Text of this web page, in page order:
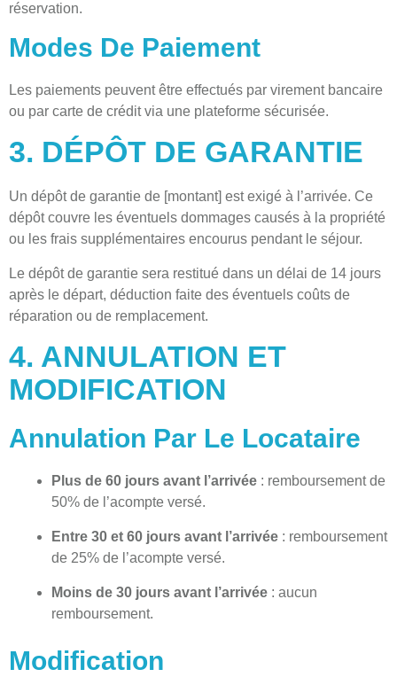
réservation.
Modes De Paiement
Les paiements peuvent être effectués par virement bancaire
ou par carte de crédit via une plateforme sécurisée.
3. DÉPÔT DE GARANTIE
Un dépôt de garantie de [montant] est exigé à l’arrivée. Ce
dépôt couvre les éventuels dommages causés à la propriété
ou les frais supplémentaires encourus pendant le séjour.
Le dépôt de garantie sera restitué dans un délai de 14 jours
après le départ, déduction faite des éventuels coûts de
réparation ou de remplacement.
4. ANNULATION ET
MODIFICATION
Annulation Par Le Locataire
Plus de 60 jours avant l’arrivée : remboursement de
50% de l’acompte versé.
Entre 30 et 60 jours avant l’arrivée : remboursement
de 25% de l’acompte versé.
Moins de 30 jours avant l’arrivée : aucun
remboursement.
Modification